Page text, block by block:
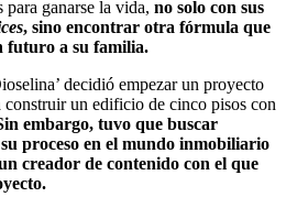
para ganarse la vida, no solo con sus
, sino encontrar otra fórmula que
futuro a su familia.
decidió empezar un proyecto
un edificio de cinco pisos con
embargo, tuvo que buscar
proceso en el mundo inmobiliario
creador de contenido con el que